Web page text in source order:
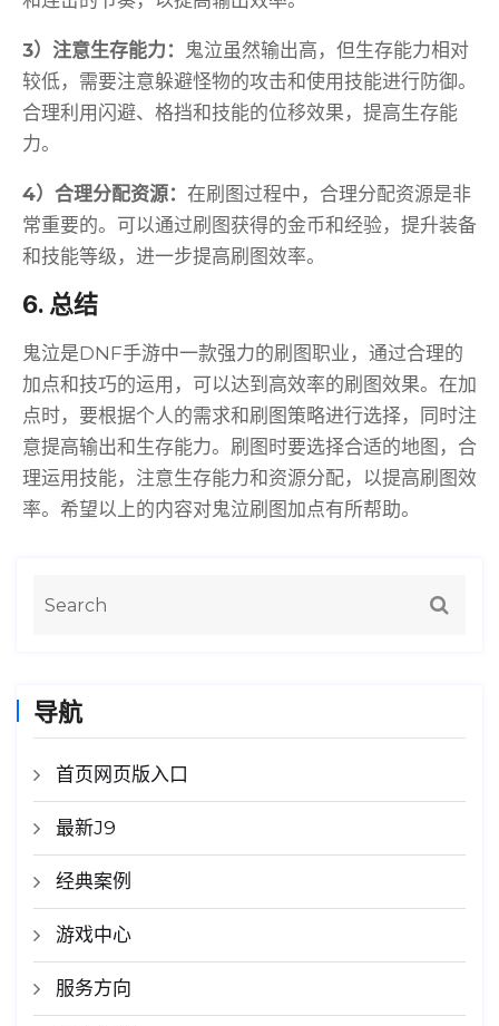
3）注意生存能力： 鬼泣虽然输出高，但生存能力相对
较低，需要注意躲避怪物的攻击和使用技能进行防御。
合理利用闪避、格挡和技能的位移效果，提高生存能
力。
4）合理分配资源： 在刷图过程中，合理分配资源是非
常重要的。可以通过刷图获得的金币和经验，提升装备
和技能等级，进一步提高刷图效率。
6. 总结
鬼泣是DNF手游中一款强力的刷图职业，通过合理的
加点和技巧的运用，可以达到高效率的刷图效果。在加
点时，要根据个人的需求和刷图策略进行选择，同时注
意提高输出和生存能力。刷图时要选择合适的地图，合
理运用技能，注意生存能力和资源分配，以提高刷图效
率。希望以上的内容对鬼泣刷图加点有所帮助。
导航
首页网页版入口
最新J9
经典案例
游戏中心
服务方向